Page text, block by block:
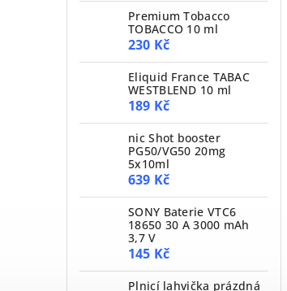
Premium Tobacco
TOBACCO 10 ml
230 Kč
Eliquid France TABAC
WESTBLEND 10 ml
189 Kč
nic Shot booster
PG50/VG50 20mg
5x10ml
639 Kč
SONY Baterie VTC6
18650 30 A 3000 mAh
3,7 V
145 Kč
Plnicí lahvička prázdná